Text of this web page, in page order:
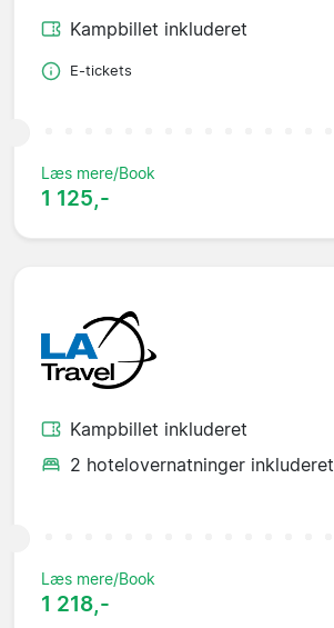
Kampbillet inkluderet
E-tickets
Læs mere/Book
1 125,-
Kampbillet inkluderet
2 hotelovernatninger inkluderet
Læs mere/Book
1 218,-